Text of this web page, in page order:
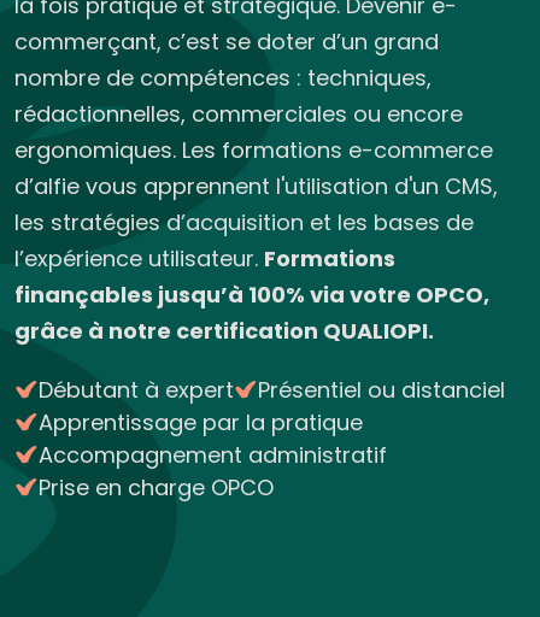
commerçant, c’est se doter d’un grand
nombre de compétences : techniques,
rédactionnelles, commerciales ou encore
ergonomiques. Les formations e-commerce
d’alfie vous apprennent l'utilisation d'un CMS,
les stratégies d’acquisition et les bases de
l’expérience utilisateur. Formations
finançables jusqu’à 100% via votre OPCO,
grâce à notre certification QUALIOPI.
Débutant à expert
Présentiel ou distanciel
Apprentissage par la pratique
Accompagnement administratif
Prise en charge OPCO